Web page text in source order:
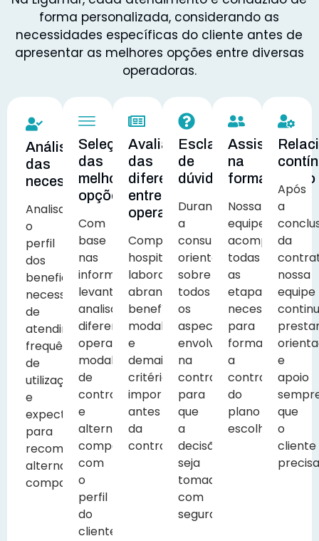
forma personalizada, considerando as
necessidades específicas do cliente antes de
apresentar as melhores opções entre diversas
operadoras.
Análise
das
necessidades
Analisamos
o
perfil
dos
beneficiários,
necessidades
de
atendimento,
frequência
de
utilização
e
expectativas
para
recomendar
alternativas
compatíveis.
Seleção
das
melhores
opções
Com
base
nas
informações
levantadas,
analisamos
diferentes
operadoras,
modalidades
de
contratação
e
alternativas
compatíveis
com
o
perfil
do
cliente.
Avaliação
das
diferenças
entre
operadoras
Comparamos
hospitais,
laboratórios,
abrangência,
benefícios,
modalidades
e
demais
critérios
importantes
antes
da
contratação.
Esclarecimento
de
dúvidas
Durante
a
consultoria,
orientamos
sobre
todos
os
aspectos
envolvidos
na
contratação
para
que
a
decisão
seja
tomada
com
segurança.
Assistência
na
formalização
Nossa
equipe
acompanha
todas
as
etapas
necessárias
para
formalizar
a
contratação
do
plano
escolhido.
Após
a
da
nossa
equipe
e
apoio
que
o
cliente